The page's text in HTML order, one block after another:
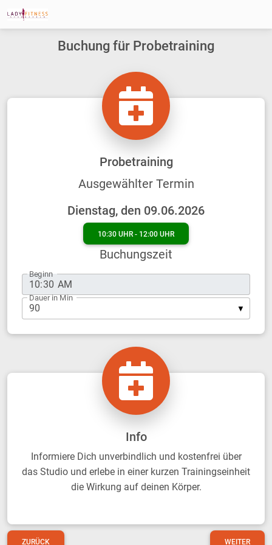
Buchung für Probetraining
Probetraining
Ausgewählter Termin
Dienstag, den 09.06.2026
10:30 UHR - 12:00 UHR
Buchungszeit
Beginn
Dauer in Min
Info
Informiere Dich unverbindlich und kostenfrei über
das Studio und erlebe in einer kurzen Trainingseinheit
die Wirkung auf deinen Körper.
ZURÜCK WEITER